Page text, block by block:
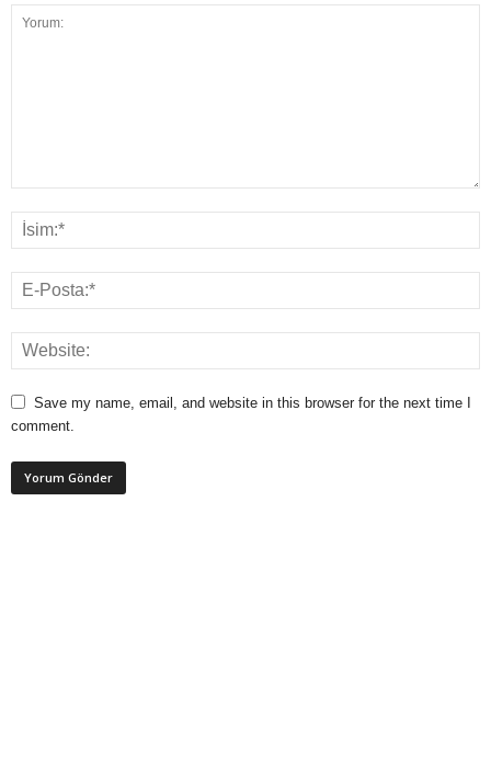
Save my name, email, and website in this browser for the next time I
comment.